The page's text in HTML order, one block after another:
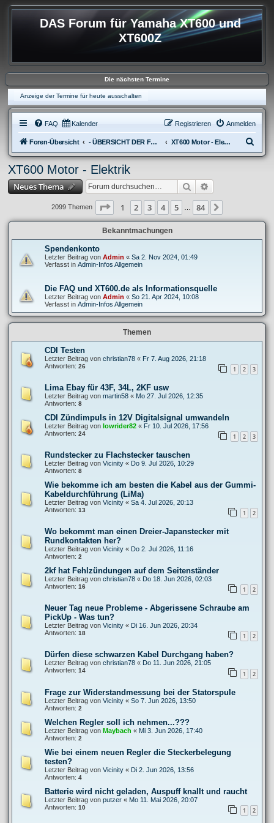
DAS Forum für Yamaha XT600 und
XT600Z
Die nächsten Termine
Anzeige der Termine für heute ausschalten
FAQ Kalender Anmelden
Registrieren
Foren-Übersicht - ÜBERSICHT DER FOREN XT600 XT600 Motor - Elektrik
u
XT600 Motor - Elektrik
Neues Thema Suche
2099 Themen Seite 1von 84
1 2 3 4 5 84
Bekanntmachungen
Spendenkonto
Letzter Beitrag von Admin « Sa 2. Nov 2024, 01:49
Verfasst in Admin-Infos Allgemein
Die FAQ und XT600.de als Informationsquelle
Letzter Beitrag von Admin « So 21. Apr 2024, 10:08
Verfasst in Admin-Infos Allgemein
Themen
CDI Testen
Letzter Beitrag von christian78 « Fr 7. Aug 2026, 21:18
Antworten: 26 1 2 3
Lima Ebay für 43F, 34L, 2KF usw
Letzter Beitrag von martin58 « Mo 27. Jul 2026, 12:35
Antworten: 8
CDI Zündimpuls in 12V Digitalsignal umwandeln
Letzter Beitrag von lowrider82 « Fr 10. Jul 2026, 17:56
Antworten: 24 1 2 3
Rundstecker zu Flachstecker tauschen
Letzter Beitrag von Vicinity « Do 9. Jul 2026, 10:29
Antworten: 8
Wie bekomme ich am besten die Kabel aus der Gummi-
Kabeldurchführung (LiMa)
Letzter Beitrag von Vicinity « Sa 4. Jul 2026, 20:13
Antworten: 13 1 2
Wo bekommt man einen Dreier-Japanstecker mit
Rundkontakten her?
Letzter Beitrag von Vicinity « Do 2. Jul 2026, 11:16
Antworten: 2
2kf hat Fehlzündungen auf dem Seitenständer
Letzter Beitrag von christian78 « Do 18. Jun 2026, 02:03
Antworten: 16 1 2
Neuer Tag neue Probleme - Abgerissene Schraube am
PickUp - Was tun?
Letzter Beitrag von Vicinity « Di 16. Jun 2026, 20:34
Antworten: 18 1 2
Dürfen diese schwarzen Kabel Durchgang haben?
Letzter Beitrag von christian78 « Do 11. Jun 2026, 21:05
Antworten: 14 1 2
Frage zur Widerstandmessung bei der Statorspule
Letzter Beitrag von Vicinity « So 7. Jun 2026, 13:50
Antworten: 2
Welchen Regler soll ich nehmen...???
Letzter Beitrag von Maybach « Mi 3. Jun 2026, 17:40
Antworten: 2
Wie bei einem neuen Regler die Steckerbelegung
testen?
Letzter Beitrag von Vicinity « Di 2. Jun 2026, 13:56
Antworten: 4
Batterie wird nicht geladen, Auspuff knallt und raucht
Letzter Beitrag von putzer « Mo 11. Mai 2026, 20:07
Antworten: 10 1 2